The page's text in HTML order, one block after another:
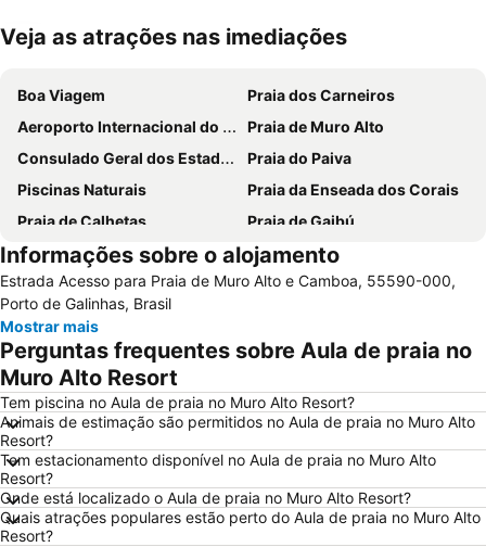
Ampliar mapa
Veja as atrações nas imediações
Boa Viagem
Praia dos Carneiros
Aeroporto Internacional do Recife - Guararapes
Praia de Muro Alto
Consulado Geral dos Estados Unidos
Praia do Paiva
Piscinas Naturais
Praia da Enseada dos Corais
Praia de Calhetas
Praia de Gaibú
Shopping Recife
Arena Pernambuco
Ipojuca Anniversary
Imbiribeira
Igreja Matriz de Casa Forte
Estádio Adelmar da Costa Carvalho ou Ilha do Retiro
Praça Marco Zero
Porto do Recife
Galo da Madrugada
XI Congresso Internacional de Tecnologia na Educação
Igreja Matriz do Espinheiro
Estádio dos Aflitos - Estádio Eládio de Barros Carvalho
XXIX Seminário Nacional de Grandes Barragens - SNBG
Parque Dona Lindu
30th IASP World Conference on Science and Technology Parks
Igreja Nossa Senhora do Rosário - Paróquia da Torre
Informações sobre o alojamento
Estrada Acesso para Praia de Muro Alto e Camboa, 55590-000,
Porto de Galinhas, Brasil
Mostrar mais
Perguntas frequentes sobre Aula de praia no
Muro Alto Resort
Tem piscina no Aula de praia no Muro Alto Resort?
Animais de estimação são permitidos no Aula de praia no Muro Alto
Resort?
Tem estacionamento disponível no Aula de praia no Muro Alto
Resort?
Onde está localizado o Aula de praia no Muro Alto Resort?
Quais atrações populares estão perto do Aula de praia no Muro Alto
Resort?